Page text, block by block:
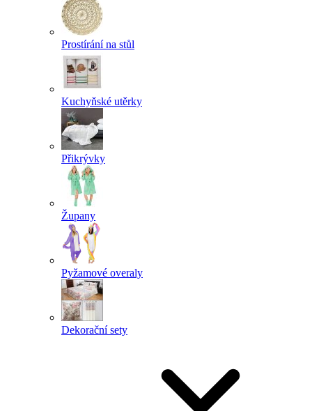
Prostírání na stůl
Kuchyňské utěrky
Přikrývky
Župany
Pyžamové overaly
Dekorační sety